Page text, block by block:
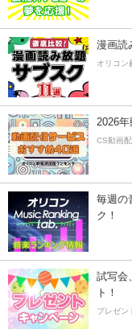
漫画読
オリコン
2026
CS動画
毎週の
ク！
試写会
ト！
プレゼン